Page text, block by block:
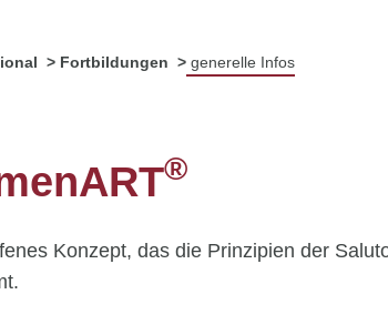
Fortbildungen generelle Infos
®
Konzept, das die Prinzipien der